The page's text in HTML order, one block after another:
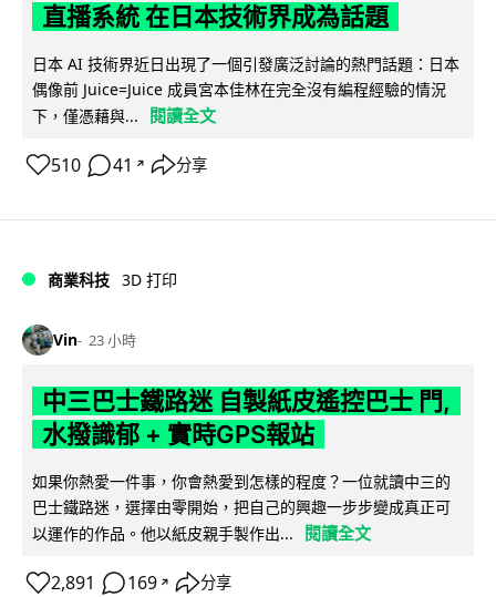
直播系統 在日本技術界成為話題
日本 AI 技術界近日出現了一個引發廣泛討論的熱門話題：日本
偶像前 Juice=Juice 成員宮本佳林在完全沒有編程經驗的情況
下，僅憑藉與...
閱讀全文
510 41 ↗ 分享
商業科技 3D 打印
Vin 23 小時
中三巴士鐵路迷 自製紙皮遙控巴士 門,
水撥識郁 + 實時GPS報站
如果你熱愛一件事，你會熱愛到怎樣的程度？一位就讀中三的
巴士鐵路迷，選擇由零開始，把自己的興趣一步步變成真正可
以運作的作品。他以紙皮親手製作出...
閱讀全文
2,891 169 ↗ 分享